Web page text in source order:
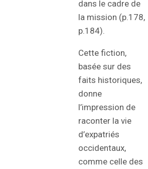
dans le cadre de
la mission (p.178,
p.184).
Cette fiction,
basée sur des
faits historiques,
donne
l’impression de
raconter la vie
d’expatriés
occidentaux,
comme celle des